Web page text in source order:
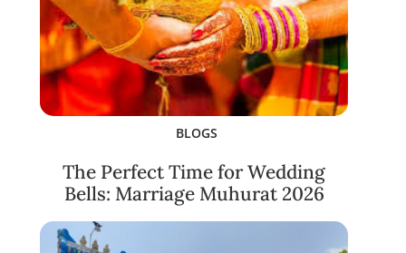
BLOGS
The Perfect Time for Wedding
Bells: Marriage Muhurat 2026